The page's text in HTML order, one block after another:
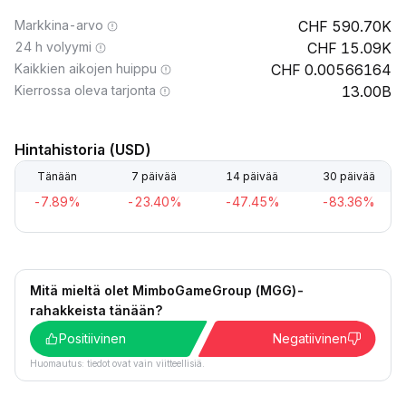
Markkina-arvo 590.70K
24 h volyymi 15.09K
Kaikkien aikojen huippu 0.00566164
Kierrossa oleva tarjonta 13.00B
Hintahistoria (USD)
Tänään 7 päivää 14 päivää 30 päivää
-7.89% -23.40% -47.45% -83.36%
Mitä mieltä olet MimboGameGroup (MGG)-
rahakkeista tänään?
Positiivinen
Negatiivinen
Huomautus: tiedot ovat vain viitteellisiä.